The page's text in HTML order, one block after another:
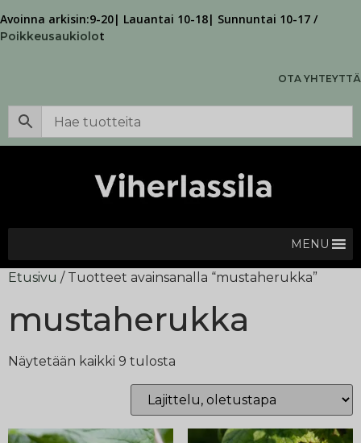
Avoinna arkisin:9-20| Lauantai 10-18| Sunnuntai 10-17 /
Poikkeusaukiolot
OTA YHTEYTTÄ
MENU
Etusivu / Tuotteet avainsanalla “mustaherukka”
mustaherukka
Näytetään kaikki 9 tulosta